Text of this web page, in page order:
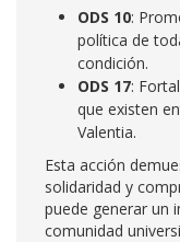
ODS 10:
política de
condición.
ODS 17:
que existen
Valentia.
Esta acción
solidaridad y
puede generar un
comunidad